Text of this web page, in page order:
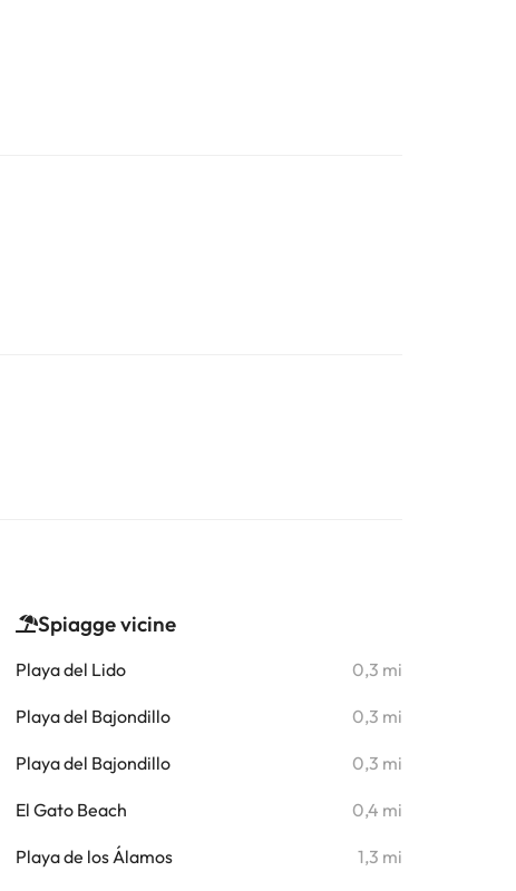
Spiagge vicine
Playa del Lido 0,3 mi
Playa del Bajondillo 0,3 mi
Playa del Bajondillo 0,3 mi
El Gato Beach 0,4 mi
Playa de los Álamos 1,3 mi